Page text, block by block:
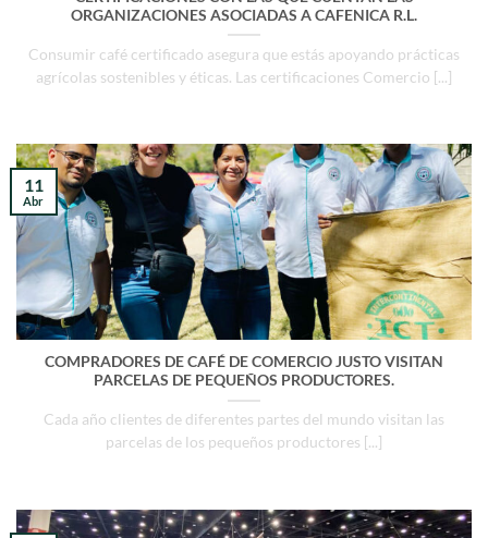
ORGANIZACIONES ASOCIADAS A CAFENICA R.L.
Consumir café certificado asegura que estás apoyando prácticas
agrícolas sostenibles y éticas. Las certificaciones Comercio [...]
COMPRADORES DE CAFÉ DE COMERCIO JUSTO VISITAN
PARCELAS DE PEQUEÑOS PRODUCTORES.
Cada año clientes de diferentes partes del mundo visitan las
parcelas de los pequeños productores [...]
11
Abr